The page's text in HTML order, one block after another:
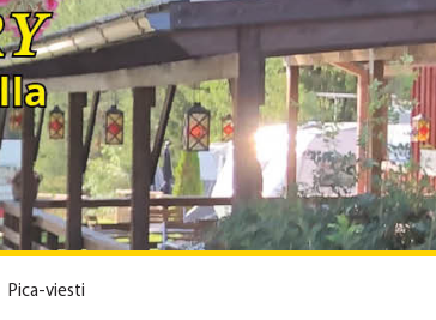
Pica-viesti